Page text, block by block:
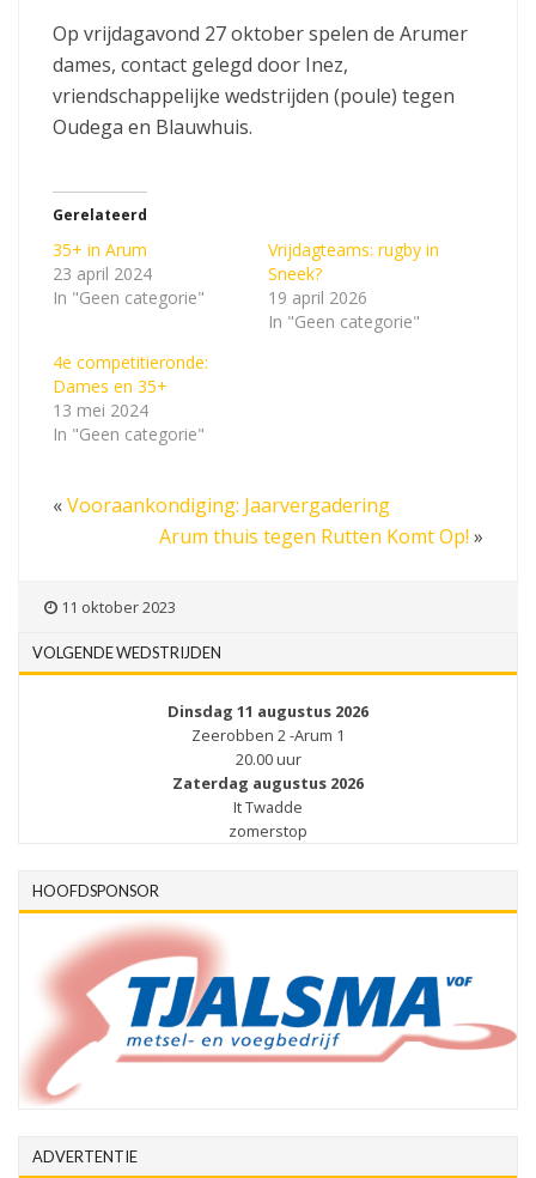
Op vrijdagavond 27 oktober spelen de Arumer
dames, contact gelegd door Inez,
vriendschappelijke wedstrijden (poule) tegen
Oudega en Blauwhuis.
Gerelateerd
35+ in Arum
23 april 2024
In "Geen categorie"
Vrijdagteams: rugby in
Sneek?
19 april 2026
In "Geen categorie"
4e competitieronde:
Dames en 35+
13 mei 2024
In "Geen categorie"
«Vooraankondiging: Jaarvergadering
Arum thuis tegen Rutten Komt Op! »
11 oktober 2023
VOLGENDE WEDSTRIJDEN
Dinsdag 11 augustus 2026
Zeerobben 2 -Arum 1
20.00 uur
Zaterdag augustus 2026
It Twadde
zomerstop
HOOFDSPONSOR
ADVERTENTIE